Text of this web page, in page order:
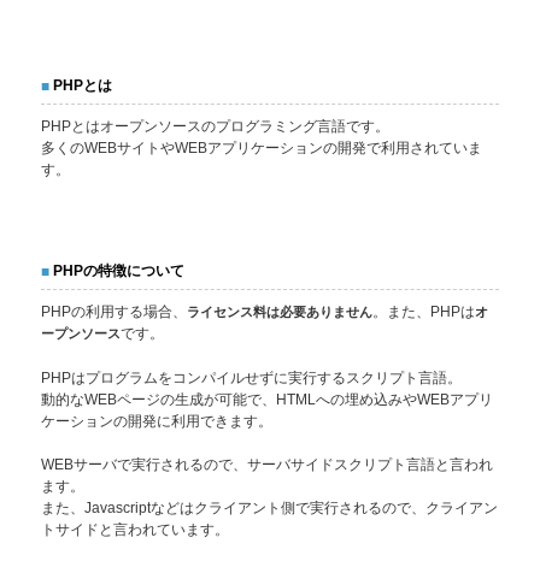
PHPとは
PHPとはオープンソースのプログラミング言語です。
多くのWEBサイトやWEBアプリケーションの開発で利用されていま
す。
PHPの特徴について
PHPの利用する場合、 ライセンス料は必要ありません。また、PHPはオ
ープンソースです。
PHPはプログラムをコンパイルせずに実行するスクリプト言語。
動的なWEBページの生成が可能で、HTMLへの埋め込みやWEBアプリ
ケーションの開発に利用できます。
WEBサーバで実行されるので、サーバサイドスクリプト言語と言われ
ます。
また、Javascriptなどはクライアント側で実行されるので、クライアン
トサイドと言われています。